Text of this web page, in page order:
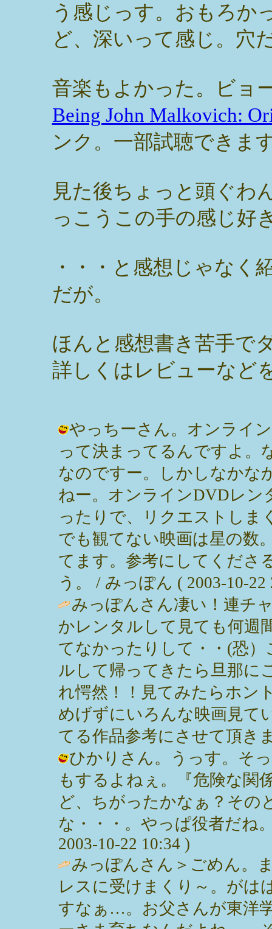
う感じっす。おもろか
ど、深いって感じ。穴
音楽もよかった。ビョ
Being John Malkovich:
ンク。一部試聴できま
見た後ちょっと頭ぐわ
っこうこの手の感じ好
・・・と感想じゃなく
だが。
ほんと感想書き苦手で
詳しくはレビューなど
やっちーさん。オンライ
って決まってるんですよ。
なのですー。しかしなかな
ねー。オンラインDVDレン
ったりで、リクエストしま
でも観てない映画は星の数
てます。参考にしてくださ
う。 / みっぽん ( 2003-10-22
みっぽんさん凄い！連チ
かレンタルして見ても何週
てなかったりして・・(恐
ルして帰ってきたら旦那に
れ愕然！！見てみたらホン
めげずにいろんな映画見て
てる作品参考にさせて頂き
ひかりさん。うっす。そ
もするよねぇ。『危険な関
ど、ちがったかなぁ？その
な・・・。やっぱ役者だね
2003-10-22 10:34 )
みっぽんさん＞ごめん。
レスに受けまくり～。がは
すなぁ…。お父さんが東洋